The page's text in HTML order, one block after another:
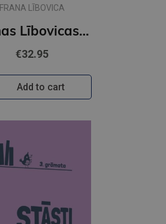
FRANA LĪBOVICA
Franas Lībovicas lasāmgrāmata
€32.95
Add to cart